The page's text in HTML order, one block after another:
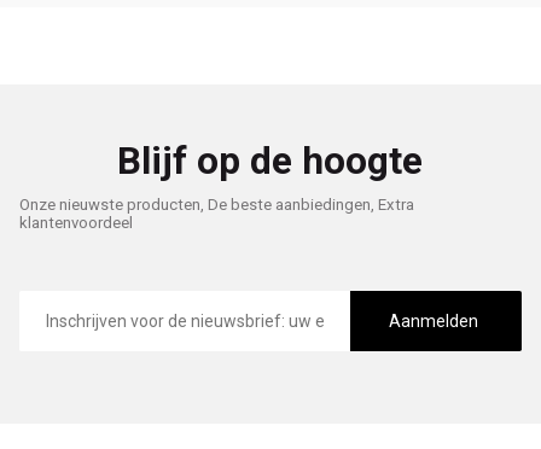
Blijf op de hoogte
Onze nieuwste producten, De beste aanbiedingen, Extra
klantenvoordeel
mailadres
Aanmelden